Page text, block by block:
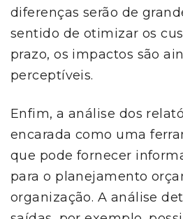
diferenças serão de
sentido de otimizar os
prazo, os impactos são
perceptíveis.
Enfim, a análise dos
encarada como uma
que pode fornecer
para o planejamento
organização. A análise